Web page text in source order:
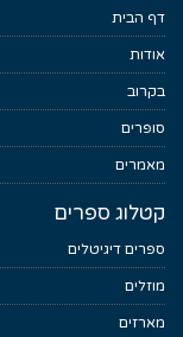
דף הבית
אודות
בקרוב
סופרים
מאמרים
קטלוג ספרים
ספרים דיגיטלים
מוזלים
מארזים